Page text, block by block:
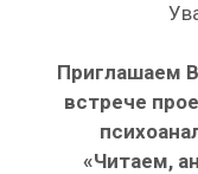
Приглашаем
встрече
«Читаем,